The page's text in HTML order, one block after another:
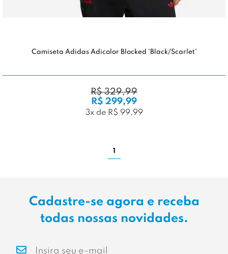
Camiseta Adidas Adicolor Blocked 'Black/Scarlet'
R$ 329,99
R$ 299,99
3x de R$ 99,99
1
Cadastre-se agora e receba
todas nossas novidades.